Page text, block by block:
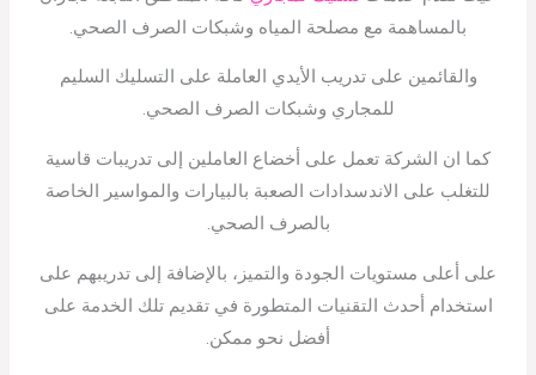
بالمساهمة مع مصلحة المياه وشبكات الصرف الصحي.
والقائمين على تدريب الأيدي العاملة على التسليك السليم
للمجاري وشبكات الصرف الصحي.
كما ان الشركة تعمل على أخضاع العاملين إلى تدريبات قاسية
للتغلب على الاندسدادات الصعبة بالبيارات والمواسير الخاصة
بالصرف الصحي.
على أعلى مستويات الجودة والتميز، بالإضافة إلى تدريبهم على
استخدام أحدث التقنيات المتطورة في تقديم تلك الخدمة على
أفضل نحو ممكن.